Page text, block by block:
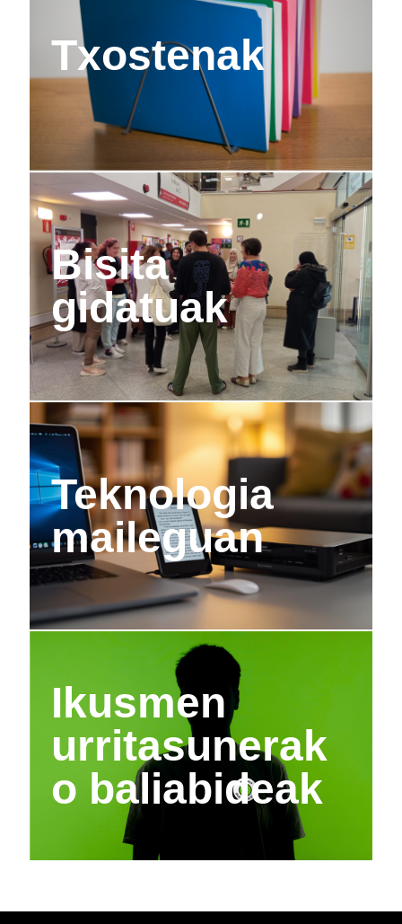
Txostenak
Bisita
gidatuak
Teknologia
maileguan
Ikusmen
urritasunerak
o baliabideak